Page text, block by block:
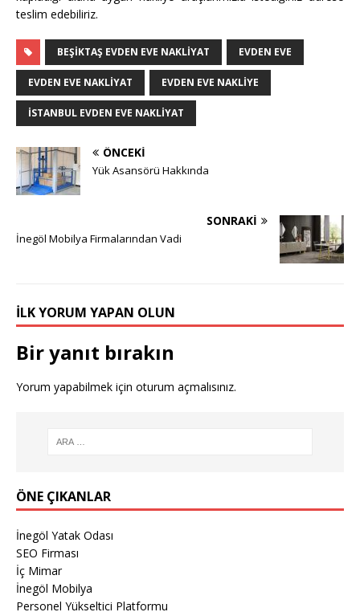
teslim edebiliriz.
BEŞIKTAŞ EVDEN EVE NAKLIYAT EVDEN EVE
EVDEN EVE NAKLIYAT EVDEN EVE NAKLIYE
ISTANBUL EVDEN EVE NAKLIYAT
ÖNCEKI
Yük Asansörü Hakkında
SONRAKI
İnegöl Mobilya Firmalarından Vadi
İLK YORUM YAPAN OLUN
Bir yanıt bırakın
Yorum yapabilmek için oturum açmalısınız.
ÖNE ÇIKANLAR
İnegöl Yatak Odası
SEO Firması
İç Mimar
İnegöl Mobilya
Personel Yükseltici Platformu